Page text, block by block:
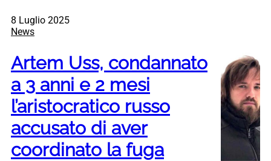
8 Luglio 2025
News
Artem Uss, condannato
a 3 anni e 2 mesi
l’aristocratico russo
accusato di aver
coordinato la fuga